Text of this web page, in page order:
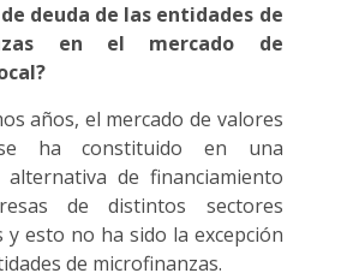
deuda de las entidades de
en el mercado de
años, el mercado de valores
ha constituido en una
de financiamiento
de distintos sectores
y esto no ha sido la excepción
de microfinanzas.